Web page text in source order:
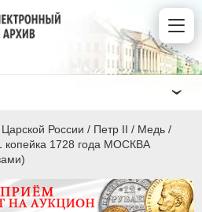
России / Петр II / Медь /
копейка 1728 года МОСКВА